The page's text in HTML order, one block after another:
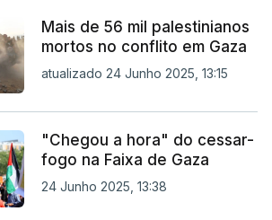
Mais de 56 mil palestinianos
mortos no conflito em Gaza
atualizado 24 Junho 2025, 13:15
"Chegou a hora" do cessar-
fogo na Faixa de Gaza
24 Junho 2025, 13:38